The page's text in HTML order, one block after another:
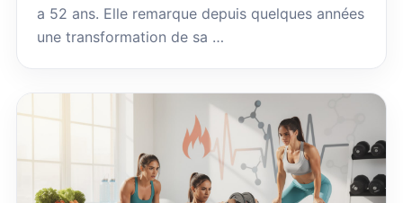
a 52 ans. Elle remarque depuis quelques années
une transformation de sa …